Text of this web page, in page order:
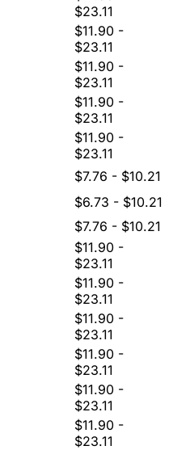
$23.11
$11.90 -
$23.11
$11.90 -
$23.11
$11.90 -
$23.11
$11.90 -
$23.11
$7.76 - $10.21
$6.73 - $10.21
$7.76 - $10.21
$11.90 -
$23.11
$11.90 -
$23.11
$11.90 -
$23.11
$11.90 -
$23.11
$11.90 -
$23.11
$11.90 -
$23.11